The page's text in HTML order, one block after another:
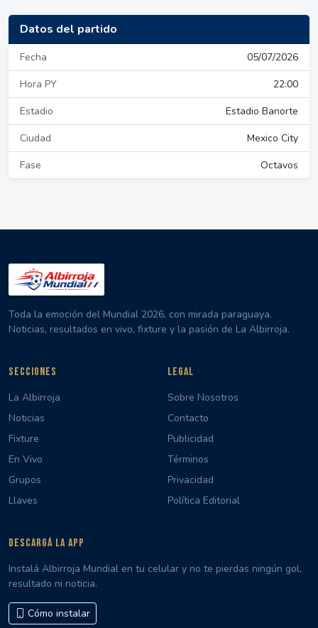
Datos del partido
Fecha
05/07/2026
Hora PY
22:00
Estadio
Estadio Banorte
Ciudad
Mexico City
Fase
Octavos
Toda la emoción del Mundial 2026, con mirada paraguaya.
Noticias, resultados en vivo, fixture y la pasión de La Albirroja.
SECCIONES
La Albirroja
Noticias
Fixture
En Vivo
Grupos
Llaves
LEGAL
Sobre Nosotros
Contacto
Publicidad
Términos
Privacidad
Política Editorial
DESCARGÁ LA APP
Instalá Albirroja Mundial en tu celular y no te pierdas ningún gol,
resultado ni noticia.
Cómo instalar